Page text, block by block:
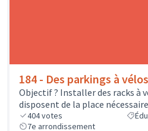
184 - Des parkings à
Objectif ? Installer des racks à
disposent de la place
404votes
7e arrondissement